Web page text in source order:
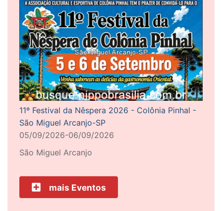
11º Festival da Nêspera 2026 - Colônia Pinhal -
São Miguel Arcanjo-SP
05/09/2026-06/09/2026
São Miguel Arcanjo
mais Eventos